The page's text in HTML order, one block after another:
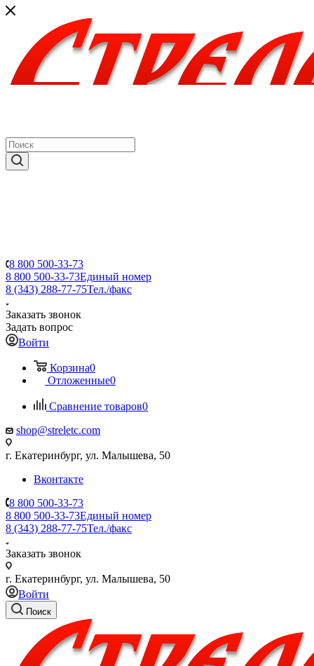
8 800 500-33-73
8 800 500-33-73Единый номер
8 (343) 288-77-75Тел./факс
Заказать звонок
Задать вопрос
Войти
Корзина0
Отложенные0
Сравнение товаров0
shop@streletc.com
г. Екатеринбург, ул. Малышева, 50
Вконтакте
8 800 500-33-73
8 800 500-33-73Единый номер
8 (343) 288-77-75Тел./факс
Заказать звонок
г. Екатеринбург, ул. Малышева, 50
Войти
Поиск